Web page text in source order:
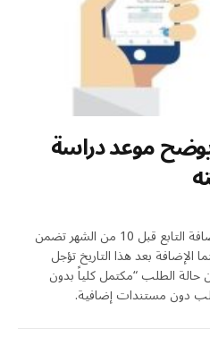
موعد دراسة
أوضح برنامج حساب المواطن أن إضافة التابع قبل 10 من الشهر تضمن
الإضافة بعد هذا التاريخ تؤجل
حالة الطلب “مكتمل كلياً بدون
دون مستندات إضافية.